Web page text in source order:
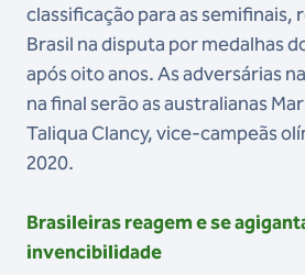
classificação para as semifinais,
Brasil na disputa por medalhas
após oito anos. As adversárias
na final serão as australianas
Taliqua Clancy, vice-campeãs
2020.
Brasileiras reagem e se
invencibilidade